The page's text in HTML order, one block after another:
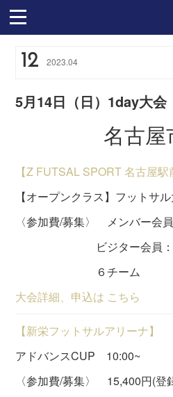
12 2023.04
5月14日（日）1day大会
名古屋
【Z FUTSAL SPORT 名古屋駅
【オープンクラス】フットサ
〈参加費/募集〉 メンバー会
ビジター会員：
６チーム
大会詳細、申込は こちら
【新栄フットサルアリーナ】
アドバンスCUP 10:00~
〈参加費/募集〉 15,400円(登